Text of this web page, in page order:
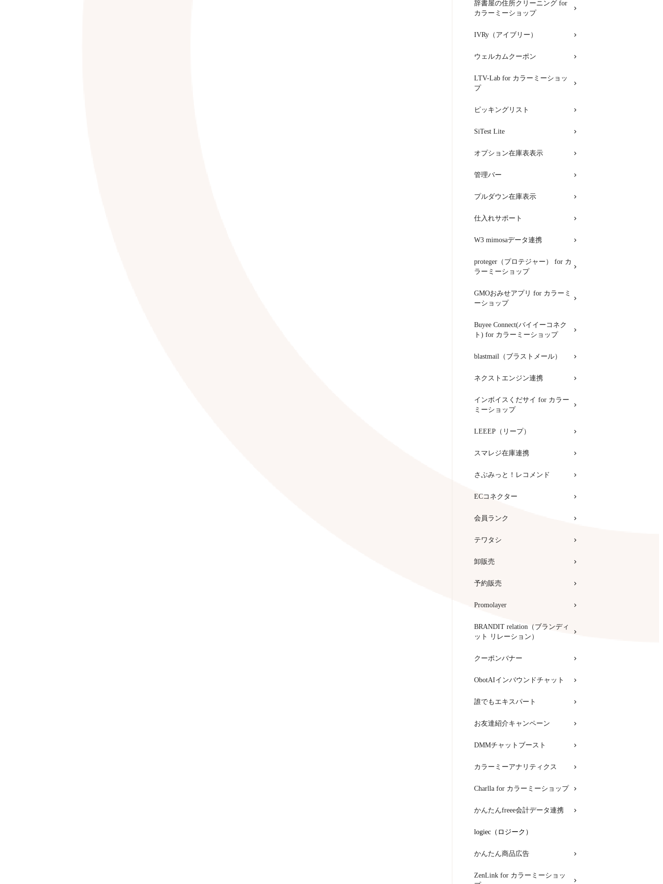
辞書屋の住所クリーニング for
カラーミーショップ
IVRy（アイブリー）
ウェルカムクーポン
LTV-Lab for カラーミーショッ
プ
ピッキングリスト
SiTest Lite
オプション在庫表表示
管理バー
プルダウン在庫表示
仕入れサポート
W3 mimosaデータ連携
proteger（プロテジャー） for カ
ラーミーショップ
GMOおみせアプリ for カラーミ
ーショップ
Buyee Connect(バイイーコネク
ト) for カラーミーショップ
blastmail（ブラストメール）
ネクストエンジン連携
インボイスくだサイ for カラー
ミーショップ
LEEEP（リープ）
スマレジ在庫連携
さぶみっと！レコメンド
ECコネクター
会員ランク
テワタシ
卸販売
予約販売
Promolayer
BRANDIT relation（ブランディ
ット リレーション）
クーポンバナー
ObotAIインバウンドチャット
誰でもエキスパート
お友達紹介キャンペーン
DMMチャットブースト
カラーミーアナリティクス
Charlla for カラーミーショップ
かんたんfreee会計データ連携
logiec（ロジーク）
かんたん商品広告
ZenLink for カラーミーショッ